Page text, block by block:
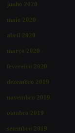
junho 2020
maio 2020
abril 2020
março 2020
fevereiro 2020
dezembro 2019
novembro 2019
outubro 2019
setembro 2019